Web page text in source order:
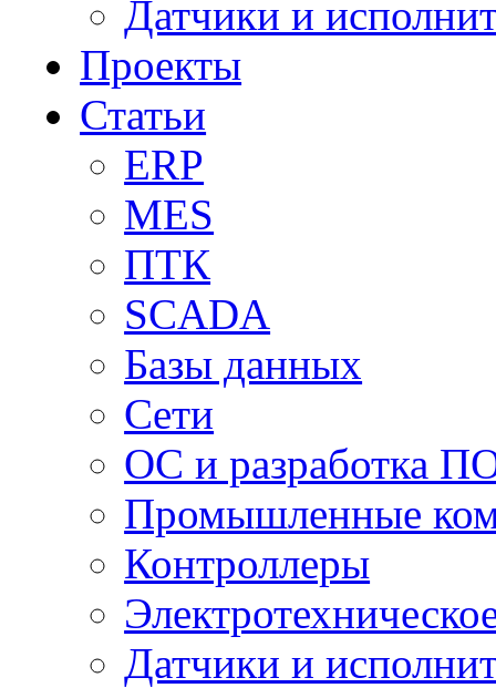
Датчики и
Проекты
Статьи
ERP
MES
ПТК
SCADA
Базы данных
Сети
ОС и разработка
Промышленные
Контроллеры
Датчики и